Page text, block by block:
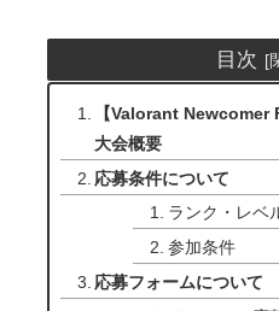
目次
【Valorant Newcomer
大会概要
応募条件について
ランク・レベ
参加条件
応募フォームについて